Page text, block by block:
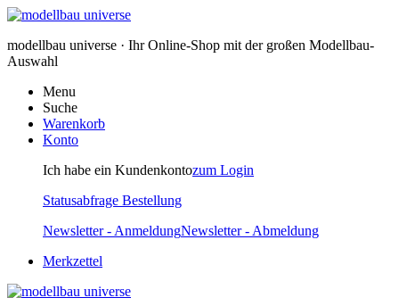
modellbau universe · Ihr Online-Shop mit der großen Modellbau-
Auswahl
Menu
Suche
Warenkorb
Konto
Ich habe ein Kundenkontozum Login
Statusabfrage Bestellung
Newsletter - AnmeldungNewsletter - Abmeldung
Merkzettel